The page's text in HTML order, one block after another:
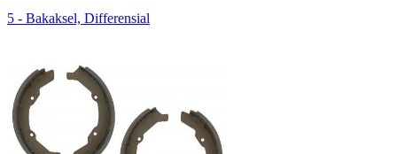
5 - Bakaksel, Differensial